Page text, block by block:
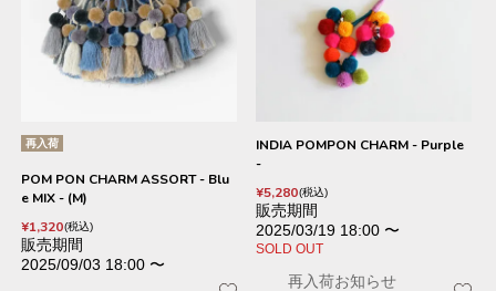
再入荷
POM PON CHARM ASSORT - Blu
e MIX - (M)
¥1,320 税込
販売期間
2025/09/03 18:00 〜
INDIA POMPON CHARM - Purple
-
¥5,280 税込
販売期間
2025/03/19 18:00 〜
SOLD OUT
再入荷お知らせ